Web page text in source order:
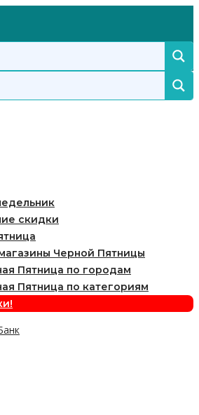
скидки
Черной Пятницы
Пятница по городам
Пятница по категориям